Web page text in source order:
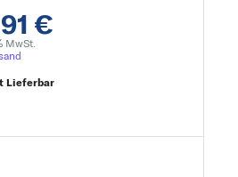
€
MwSt.
Lieferbar